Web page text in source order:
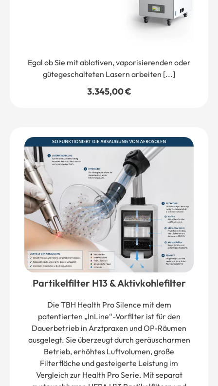
Egal ob Sie mit ablativen, vaporisierenden oder
gütegeschalteten Lasern arbeiten [...]
3.345,00€
Partikelfilter H13 & Aktivkohlefilter
Die TBH Health Pro Silence mit dem
patentierten „InLine“-Vorfilter ist für den
Dauerbetrieb in Arztpraxen und OP-Räumen
ausgelegt. Sie überzeugt durch geräuscharmen
Betrieb, erhöhtes Luftvolumen, große
Filterfläche und gesteigerte Leistung im
Vergleich zur Health Pro Serie. Mit separat